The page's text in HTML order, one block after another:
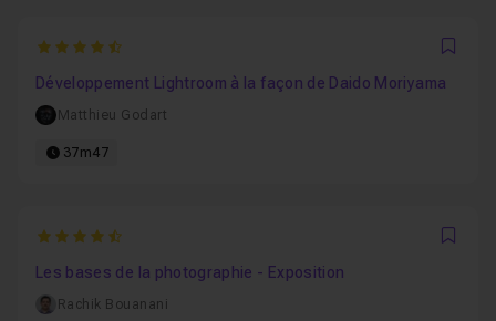
4.8148148148148
Développement Lightroom à la façon de Daido Moriyama
Matthieu Godart
37m47
4.890625
Les bases de la photographie - Exposition
Rachik Bouanani